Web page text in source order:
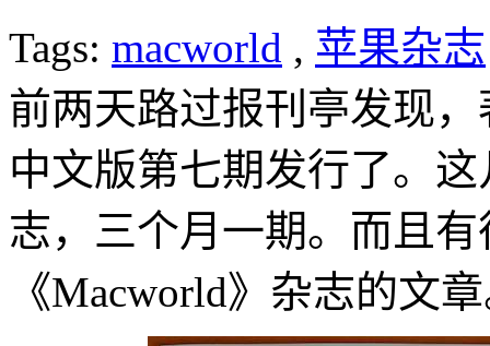
Tags: macworld , 苹果杂志
前两天路过报刊亭发现
中文版第七期发行了。
志，三个月一期。而且
《Macworld》杂志的文